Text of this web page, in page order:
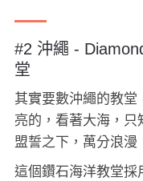
#2 沖繩 -
堂
其實要數沖繩的教
亮的，看著大海，只
盟誓之下，萬分浪漫
這個鑽石海洋教堂採